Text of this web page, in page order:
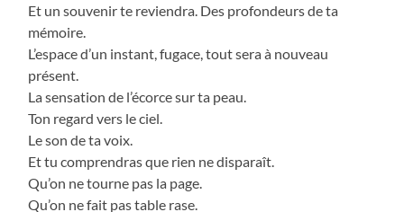
Et un souvenir te reviendra. Des profondeurs de ta
mémoire.
L’espace d’un instant, fugace, tout sera à nouveau
présent.
La sensation de l’écorce sur ta peau.
Ton regard vers le ciel.
Le son de ta voix.
Et tu comprendras que rien ne disparaît.
Qu’on ne tourne pas la page.
Qu’on ne fait pas table rase.